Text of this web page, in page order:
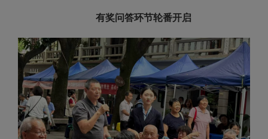
有奖问答环节轮番开启